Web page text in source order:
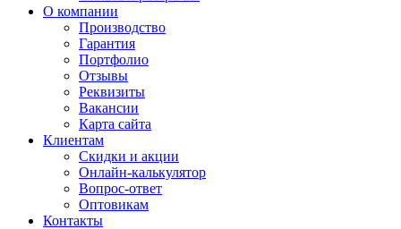
О компании
Производство
Гарантия
Портфолио
Отзывы
Реквизиты
Вакансии
Карта сайта
Клиентам
Скидки и акции
Онлайн-калькулятор
Вопрос-ответ
Оптовикам
Контакты